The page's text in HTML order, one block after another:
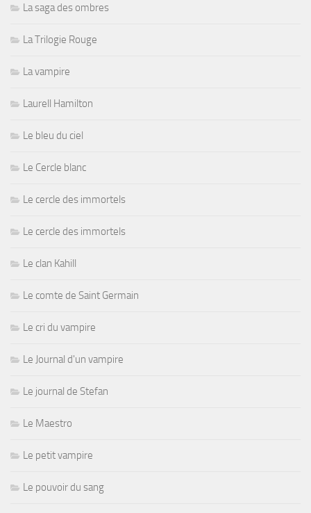
La saga des ombres
La Trilogie Rouge
La vampire
Laurell Hamilton
Le bleu du ciel
Le Cercle blanc
Le cercle des immortels
Le cercle des immortels
Le clan Kahill
Le comte de Saint Germain
Le cri du vampire
Le Journal d'un vampire
Le journal de Stefan
Le Maestro
Le petit vampire
Le pouvoir du sang